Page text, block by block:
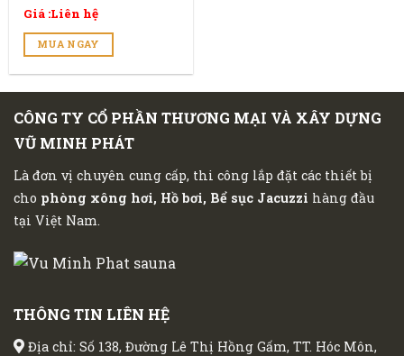
0
trên
5
0
đánh
Giá :Liên hệ
MUA NGAY
CÔNG TY CỔ PHẦN THƯƠNG MẠI VÀ XÂY DỰNG
VŨ MINH PHÁT
Là đơn vị chuyên cung cấp, thi công lắp đặt các thiết bị
cho phòng xông hơi, Hồ bơi, Bể sục Jacuzzi hàng đầu
tại Việt Nam.
THÔNG TIN LIÊN HỆ
Địa chỉ: Số 138, Đường Lê Thị Hồng Gấm, TT. Hóc Môn,